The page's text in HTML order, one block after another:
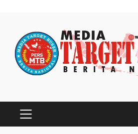
content
PRIMARY